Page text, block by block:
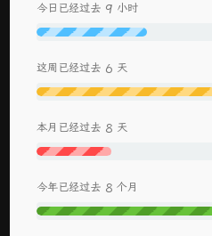
今日已经过去 9 小时
这周已经过去 6 天
本月已经过去 8 天
今年已经过去 8 个月